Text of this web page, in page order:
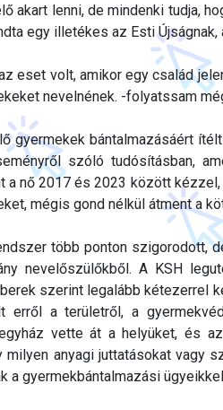
akart lenni, de mindenki tudja,
egy illetékes az Esti
eset volt, amikor egy család
nevelnének. -folyatssam
gyermekek bántalmazásáért
szóló tudósításban,
a nő 2017 és 2023 között
mégis gond nélkül átment a
több ponton szigorodott,
nevelőszülőkből. A KSH
szerint legalább kétezerrel
erről a területről, a
vette át a helyüket, és
milyen anyagi juttatásokat vagy
a gyermekbántalmazási